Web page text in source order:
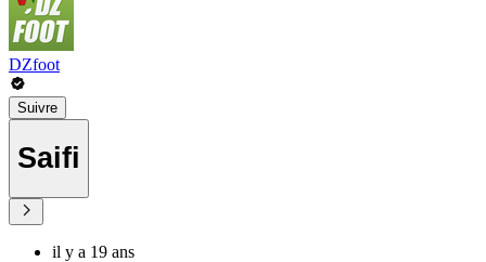
DZfoot
Suivre
Saifi
il y a 19 ans